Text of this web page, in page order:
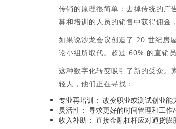
传销的原理很简单：去掉传统的广
募和培训的人员的销售中获得佣金
如果说沙龙会议创造了 20 世纪房
论小组所取代。超过 60% 的直销
这种数字化转变吸引了新的受众。
轻人，他们正在寻找：
专业再培训： 改变职业或测试创业能
灵活性： 寻求更好的时间管理和工作/
收入补助： 直接金融杠杆应对通货膨